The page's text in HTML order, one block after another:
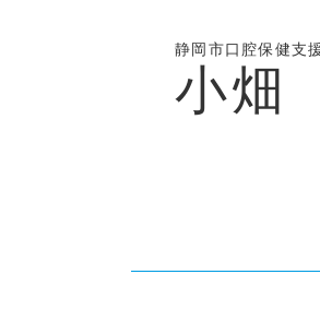
静岡市口腔保健
小畑